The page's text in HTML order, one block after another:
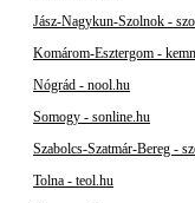
Jász-Nagykun-Szolnok -
Komárom-Esztergom -
Nógrád - nool.hu
Somogy - sonline.hu
Szabolcs-Szatmár-Bereg -
Tolna - teol.hu